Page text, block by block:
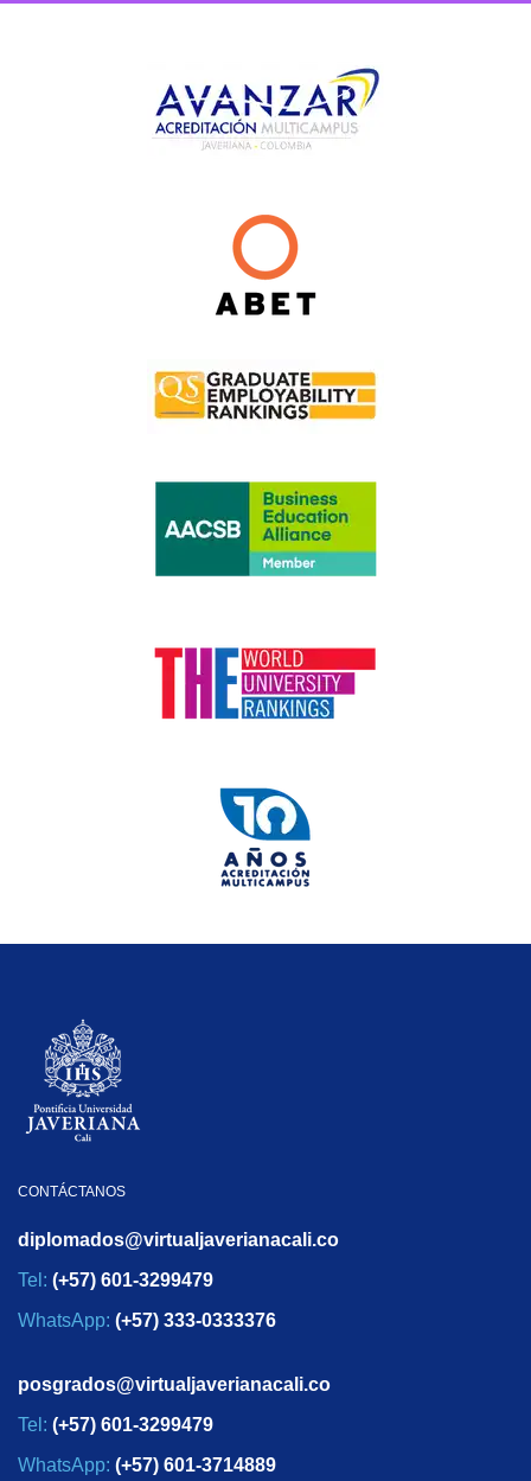
CONTÁCTANOS
diplomados@virtualjaverianacali.co
Tel: (+57) 601-3299479
WhatsApp: (+57) 333-0333376
posgrados@virtualjaverianacali.co
Tel: (+57) 601-3299479
WhatsApp: (+57) 601-3714889